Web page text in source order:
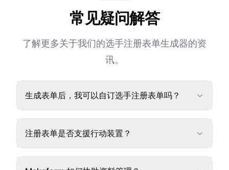
常见疑问解答
了解更多关于我们的选手注册表单生成器的资
讯。
生成表单后，我可以自订选手注册表单吗？
注册表单是否支援行动装置？